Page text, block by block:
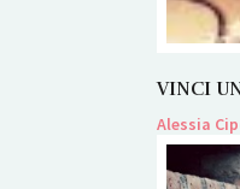
VINCI
Alessia